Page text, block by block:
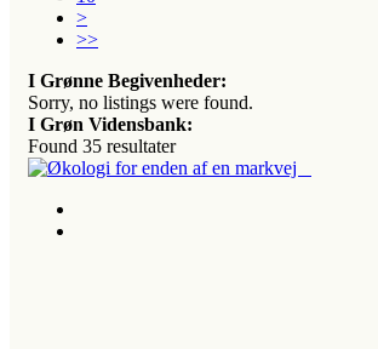
>
>>
I Grønne Begivenheder:
Sorry, no listings were found.
I Grøn Vidensbank:
Found 35 resultater